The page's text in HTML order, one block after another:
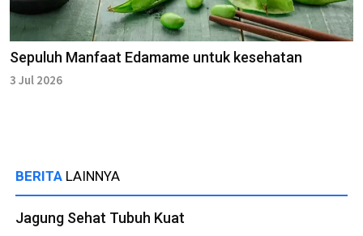
Sepuluh Manfaat Edamame untuk kesehatan
3 Jul 2026
BERITA LAINNYA
Jagung Sehat Tubuh Kuat